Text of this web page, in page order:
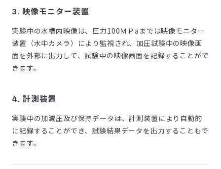
3. 映像モニター装置
実験中の水槽内映像は、圧力100ＭＰaまでは映像モニター
装置（水中カメラ）により監視され、加圧試験中の映像画
面を外部に出力して、試験中の映像画面を記録することがで
きます。
4. 計測装置
実験中の加減圧及び保持データは、計測装置により自動的
に記録することができ、試験結果データを出力することもで
きます。